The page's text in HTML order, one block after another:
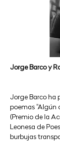
Jorge Barco y
Jorge Barco ha
poemas "Algún
(Premio de la
Leonesa de
burbujas